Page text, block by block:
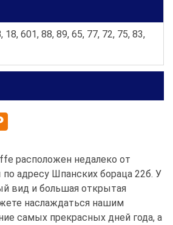
18, 601, 88, 89, 65, 77, 72, 75, 83,
расположен недалеко от
адресу Шпанских бораца 22б. У
вид и большая открытая
наслаждаться нашим
самых прекрасных дней года, а